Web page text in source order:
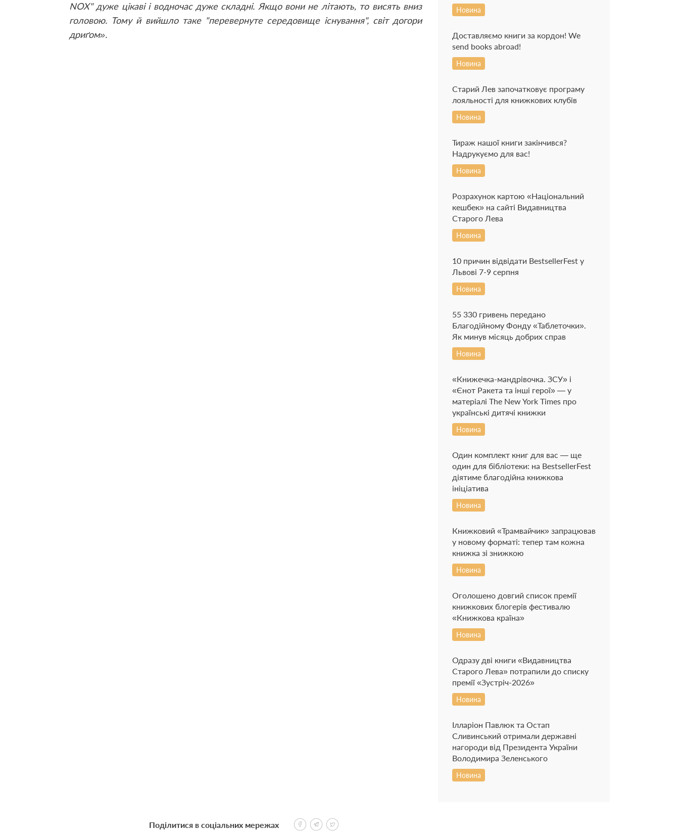
NOX" дуже цікаві і водночас дуже складні. Якщо вони не літають, то висять вниз
головою. Тому й вийшло таке "перевернуте середовище існування", світ догори
дриґом».
Новина
Доставляємо книги за кордон! We
send books abroad!
Новина
Старий Лев започатковує програму
лояльності для книжкових клубів
Новина
Тираж нашої книги закінчився?
Надрукуємо для вас!
Новина
Розрахунок картою «Національний
кешбек» на сайті Видавництва
Старого Лева
Новина
10 причин відвідати BestsellerFest у
Львові 7-9 серпня
Новина
55 330 гривень передано
Благодійному Фонду «Таблеточки».
Як минув місяць добрих справ
Новина
«Книжечка-мандрівочка. ЗСУ» і
«Єнот Ракета та інші герої» — у
матеріалі The New York Times про
українські дитячі книжки
Новина
Один комплект книг для вас — ще
один для бібліотеки: на BestsellerFest
діятиме благодійна книжкова
ініціатива
Новина
Книжковий «Трамвайчик» запрацював
у новому форматі: тепер там кожна
книжка зі знижкою
Новина
Оголошено довгий список премії
книжкових блогерів фестивалю
«Книжкова країна»
Новина
Одразу дві книги «Видавництва
Старого Лева» потрапили до списку
премії «Зустріч-2026»
Новина
Ілларіон Павлюк та Остап
Сливинський отримали державні
нагороди від Президента України
Володимира Зеленського
Новина
Поділитися в соціальних мережах